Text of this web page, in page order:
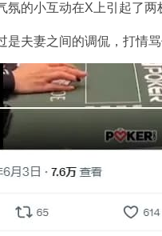
氛的小互动在X上引起了两
是夫妻之间的调侃，打情